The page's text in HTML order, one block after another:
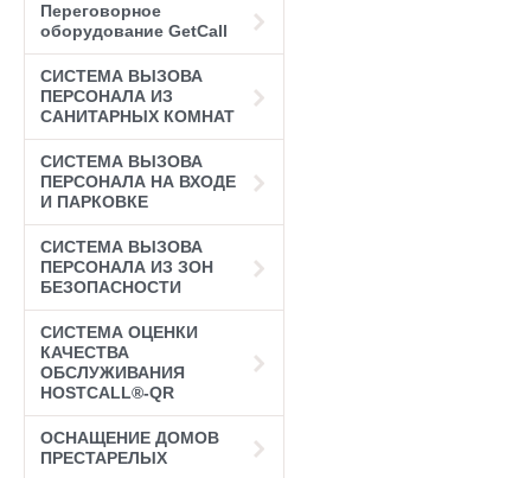
Переговорное
оборудование GetCall
СИСТЕМА ВЫЗОВА
ПЕРСОНАЛА ИЗ
САНИТАРНЫХ КОМНАТ
СИСТЕМА ВЫЗОВА
ПЕРСОНАЛА НА ВХОДЕ
И ПАРКОВКЕ
СИСТЕМА ВЫЗОВА
ПЕРСОНАЛА ИЗ ЗОН
БЕЗОПАСНОСТИ
СИСТЕМА ОЦЕНКИ
КАЧЕСТВА
ОБСЛУЖИВАНИЯ
HOSTCALL®-QR
ОСНАЩЕНИЕ ДОМОВ
ПРЕСТАРЕЛЫХ